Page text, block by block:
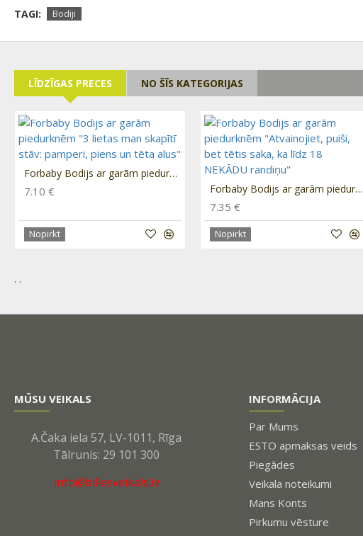
TAGI: Bodiji
LĪDZĪGAS PRECES NO ŠĪS KATEGORIJAS
Forbaby Bodijs ar garām piedurknēm "3 lietas man skapītī stāv: pamperi, piens un tēta alus"
7.10 €
Nopirkt
Forbaby Bodijs ar garām piedurknēm "Atvainojiet, puiši, bet tētis saka, ka līdz 18 NEKĀDU randiņu"
7.35 €
Nopirkt
. .
MŪSU VEIKALS
A.Čaka iela 57, LV-1011, Rīga
Tālrunis: 29 101 300
info@billesveikals.lv
INFORMĀCIJA
Par Mums
ESTO apmaksas veids
Piegādes
Veikala noteikumi
Mans Konts
Pirkumu vēsture